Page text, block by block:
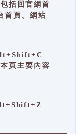
括回官網首
首頁、網站
頁主要內容